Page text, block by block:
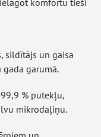
sildītājs un gaisa
garumā.
% putekļu,
mikrodaļiņu.